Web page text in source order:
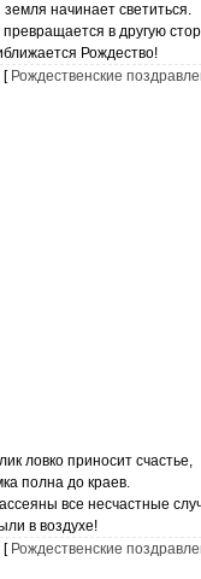
земля начинает светиться.
превращается в другую
Рождество!
[ Рождественские
ловко приносит счастье,
полна до краев.
все несчастные
в воздухе!
[ Рождественские